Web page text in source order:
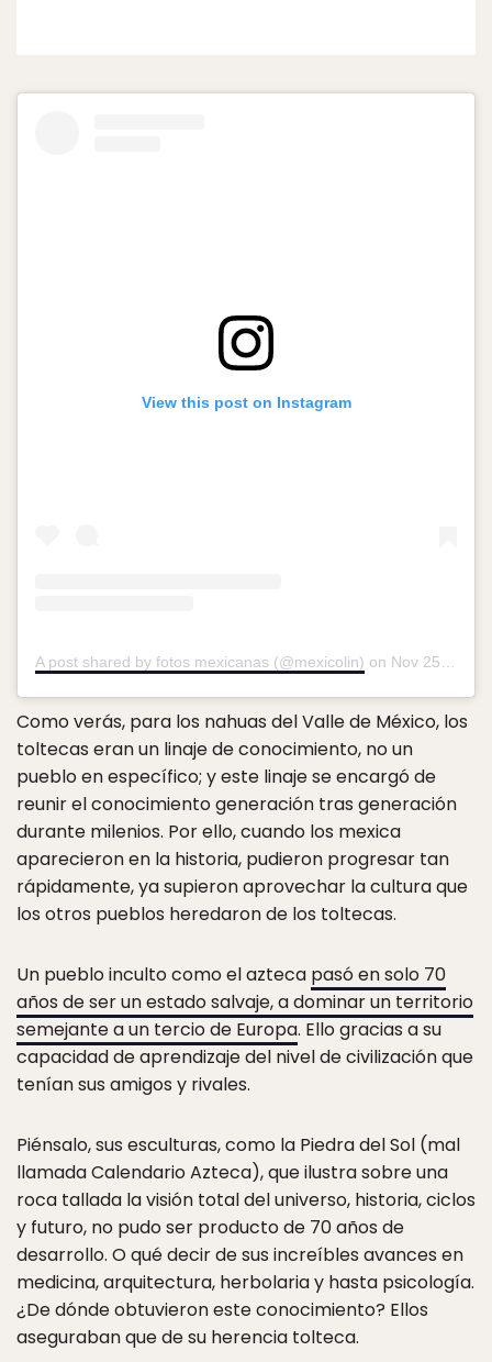
View this post on Instagram
A post shared by fotos mexicanas (@mexicolin) on Nov 25, 2018 at 10:09am PST
Como verás, para los nahuas del Valle de México, los
toltecas eran un linaje de conocimiento, no un
pueblo en específico; y este linaje se encargó de
reunir el conocimiento generación tras generación
durante milenios. Por ello, cuando los mexica
aparecieron en la historia, pudieron progresar tan
rápidamente, ya supieron aprovechar la cultura que
los otros pueblos heredaron de los toltecas.
Un pueblo inculto como el azteca pasó en solo 70
años de ser un estado salvaje, a dominar un territorio
semejante a un tercio de Europa. Ello gracias a su
capacidad de aprendizaje del nivel de civilización que
tenían sus amigos y rivales.
Piénsalo, sus esculturas, como la Piedra del Sol (mal
llamada Calendario Azteca), que ilustra sobre una
roca tallada la visión total del universo, historia, ciclos
y futuro, no pudo ser producto de 70 años de
desarrollo. O qué decir de sus increíbles avances en
medicina, arquitectura, herbolaria y hasta psicología.
¿De dónde obtuvieron este conocimiento? Ellos
aseguraban que de su herencia tolteca.